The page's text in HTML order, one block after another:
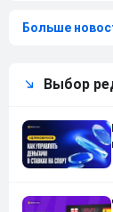
Больше
Выбор